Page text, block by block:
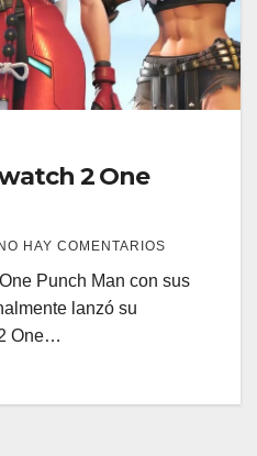
2 One
NO HAY COMENTARIOS
Punch Man con sus
lanzó su
One…